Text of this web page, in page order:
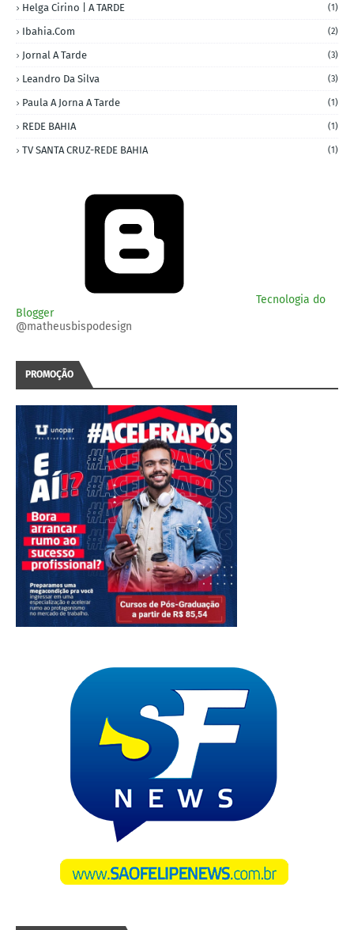
Helga Cirino | A TARDE (1)
Ibahia.com (2)
Jornal A Tarde (3)
Leandro Da Silva (3)
Paula A Jorna A Tarde (1)
REDE BAHIA (1)
TV SANTA CRUZ-REDE BAHIA (1)
Tecnologia do
Blogger
@matheusbispodesign
PROMOÇÃO